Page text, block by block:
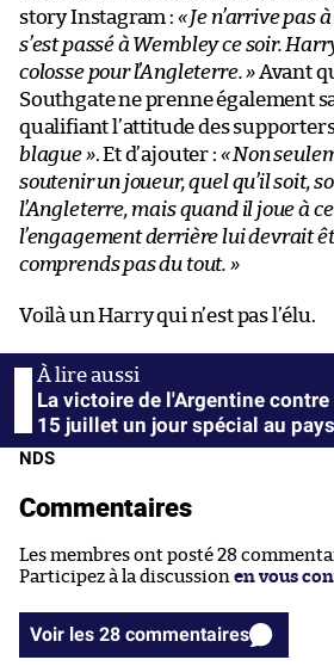
story Instagram : « Je n’arrive pas
s’est passé à Wembley ce soir.
colosse pour l’Angleterre. »Avant
Southgate ne prenne également
qualifiant l’attitude des supporters
blague ». Et d’ajouter : « Non
soutenir un joueur, quel qu’il soit,
l’Angleterre, mais quand il joue à
l’engagement derrière lui devrait
comprends pas du tout. »
Voilà un Harry qui n’est pas l’élu.
La victoire de l'Argentine
15 juillet un jour spécial au pays
NDS
Commentaires
Les membres ont posté 28
Participez à la discussion en vous
Voir les 28 commentaires